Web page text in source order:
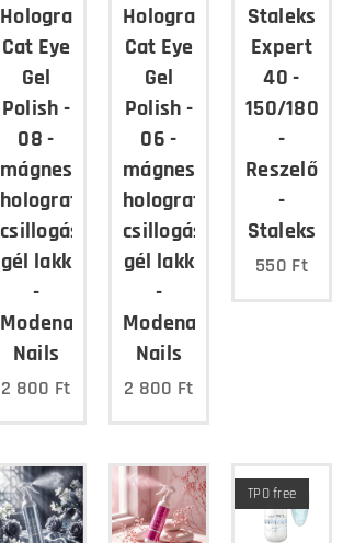
Holographic
Cat Eye
Gel
Polish -
08 -
mágnesezhető,
holografikus
csillogású
gél lakk
-
Modena
Nails
2 800 Ft
Holographic
Cat Eye
Gel
Polish -
06 -
mágnesezhető,
holografikus
csillogású
gél lakk
-
Modena
Nails
2 800 Ft
Staleks
Expert
40 -
150/180
-
Reszelő
-
Staleks
550 Ft
TPO free